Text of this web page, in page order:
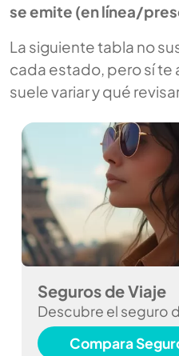
se emite (en línea/
La siguiente tabla no
cada estado, pero sí te
suele variar y qué
Seguros de Viaje
Descubre el seguro
Compara